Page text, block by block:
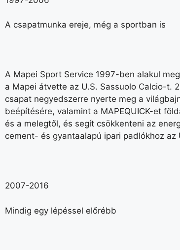
A csapatmunka ereje, még a sportban is
A Mapei Sport Service 1997-ben alakul
a Mapei átvette az U.S. Sassuolo Calcio-t.
csapat negyedszerre nyerte meg a
beépítésére, valamint a MAPEQUICK-et
és a melegtől, és segít csökkenteni az
cement- és gyantaalapú ipari padlókhoz az
2007-2016
Mindig egy lépéssel előrébb